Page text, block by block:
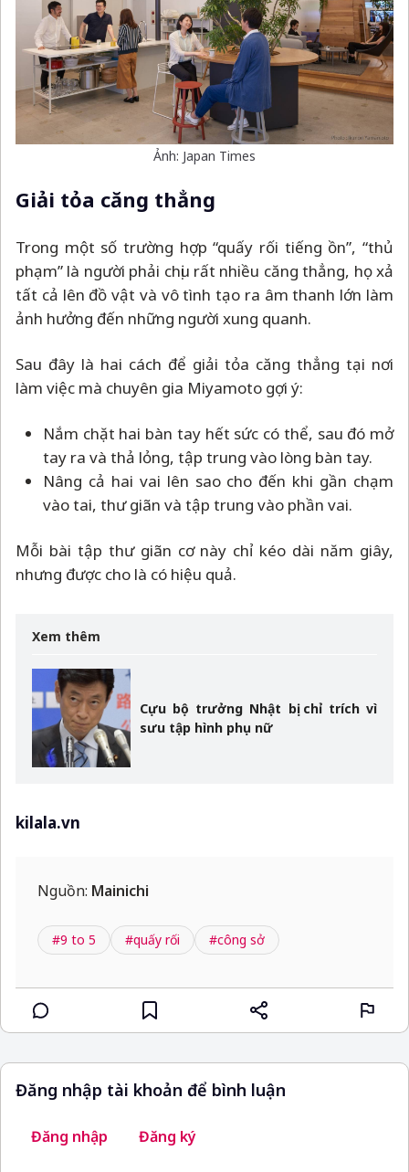
Ảnh: Japan Times
Giải tỏa căng thẳng
Trong một số trường hợp “quấy rối tiếng ồn”, “thủ
phạm” là người phải chịu rất nhiều căng thẳng, họ xả
tất cả lên đồ vật và vô tình tạo ra âm thanh lớn làm
ảnh hưởng đến những người xung quanh.
Sau đây là hai cách để giải tỏa căng thẳng tại nơi
làm việc mà chuyên gia Miyamoto gợi ý:
Nắm chặt hai bàn tay hết sức có thể, sau đó mở
tay ra và thả lỏng, tập trung vào lòng bàn tay.
Nâng cả hai vai lên sao cho đến khi gần chạm
vào tai, thư giãn và tập trung vào phần vai.
Mỗi bài tập thư giãn cơ này chỉ kéo dài năm giây,
nhưng được cho là có hiệu quả.
Xem thêm
Cựu bộ trưởng Nhật bị chỉ trích vì
sưu tập hình phụ nữ
kilala.vn
Nguồn: Mainichi
#9 to 5 #quấy rối #công sở
Đăng nhập tài khoản để bình luận
Đăng nhập Đăng ký